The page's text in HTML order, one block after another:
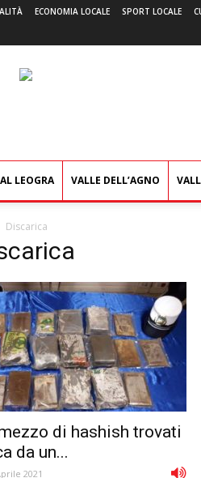
ECONOMIA LOCALE SPORT LOCALE
LEOGRA VALLE DELL’AGNO
Discarica
di hashish trovati
da un...
2021